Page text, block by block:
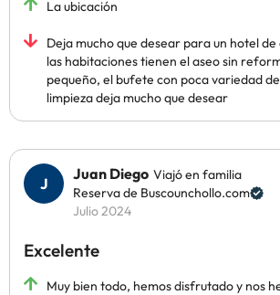
La ubicación
Deja mucho que desear para un hotel
las habitaciones tienen el aseo sin
pequeño, el bufete con poca variedad
limpieza deja mucho que desear
Juan Diego Viajó en familia
Reserva de Buscounchollo.com
Julio 2024
Excelente
Muy bien todo, hemos disfrutado y nos